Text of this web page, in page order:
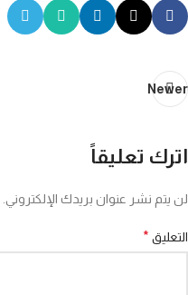
Newer
اترك تعليقاً
لن يتم نشر عنوان بريدك الإلكتروني.
التعليق *